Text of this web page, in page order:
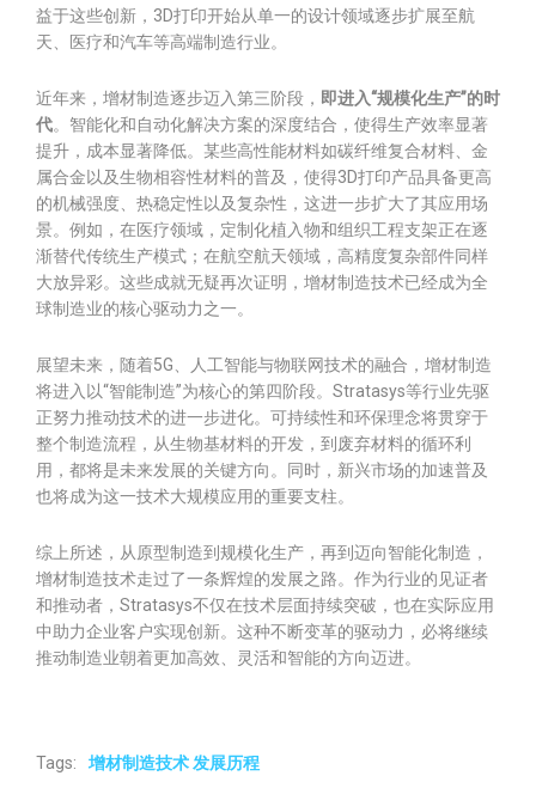
益于这些创新，3D打印开始从单一的设计领域逐步扩展至航
天、医疗和汽车等高端制造行业。
近年来，增材制造逐步迈入第三阶段， 即进入“规模化生产”的时
代。智能化和自动化解决方案的深度结合，使得生产效率显著
提升，成本显著降低。某些高性能材料如碳纤维复合材料、金
属合金以及生物相容性材料的普及，使得3D打印产品具备更高
的机械强度、热稳定性以及复杂性，这进一步扩大了其应用场
景。例如，在医疗领域，定制化植入物和组织工程支架正在逐
渐替代传统生产模式；在航空航天领域，高精度复杂部件同样
大放异彩。这些成就无疑再次证明，增材制造技术已经成为全
球制造业的核心驱动力之一。
展望未来，随着5G、人工智能与物联网技术的融合，增材制造
将进入以“智能制造”为核心的第四阶段。Stratasys等行业先驱
正努力推动技术的进一步进化。可持续性和环保理念将贯穿于
整个制造流程，从生物基材料的开发，到废弃材料的循环利
用，都将是未来发展的关键方向。同时，新兴市场的加速普及
也将成为这一技术大规模应用的重要支柱。
综上所述，从原型制造到规模化生产，再到迈向智能化制造，
增材制造技术走过了一条辉煌的发展之路。作为行业的见证者
和推动者，Stratasys不仅在技术层面持续突破，也在实际应用
中助力企业客户实现创新。这种不断变革的驱动力，必将继续
推动制造业朝着更加高效、灵活和智能的方向迈进。
Tags: 增材制造技术 发展历程